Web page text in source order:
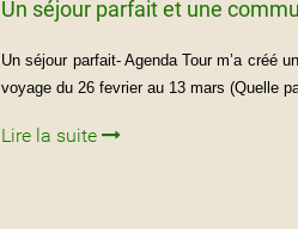
Un séjour parfait et une
Un séjour parfait- Agenda Tour m’a créé
voyage du 26 fevrier au 13 mars (Quelle
Lire la suite